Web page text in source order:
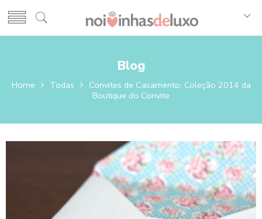
Blog
Home Todas
Convites de Casamento: Coleção 2014 da
Boutique do Convite